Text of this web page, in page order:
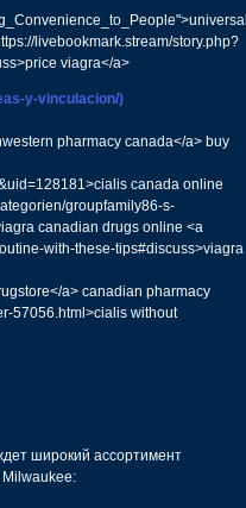
livebookmark.stream/story.php?
viagra</a>
y-vinculacion/)
pharmacy canada</a> buy
canada online
groupfamily86-s-
canadian drugs online <a
with-these-tips#discuss>viagra
a> canadian pharmacy
57056.html>cialis without
широкий ассортимент
Milwaukee: